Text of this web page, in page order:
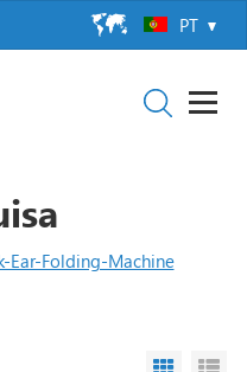
PT
Ear-Folding-Machine